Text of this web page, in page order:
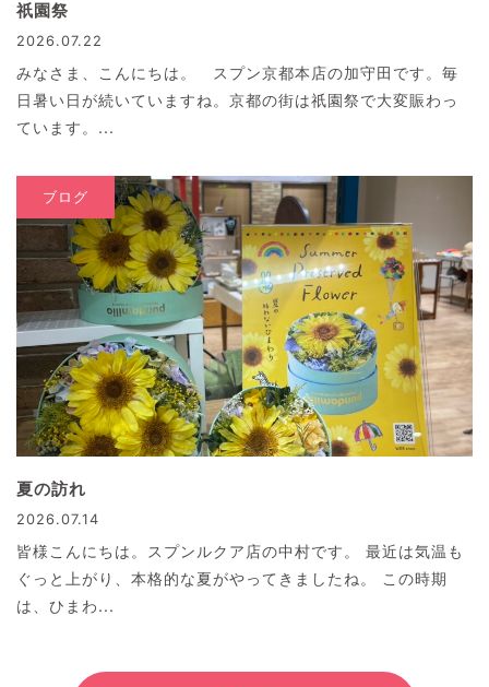
祇園祭
2026.07.22
みなさま、こんにちは。 スプン京都本店の加守田です。毎
日暑い日が続いていますね。京都の街は祇園祭で大変賑わっ
ています。...
ブログ
夏の訪れ
2026.07.14
皆様こんにちは。スプンルクア店の中村です。 最近は気温も
ぐっと上がり、本格的な夏がやってきましたね。 この時期
は、ひまわ...